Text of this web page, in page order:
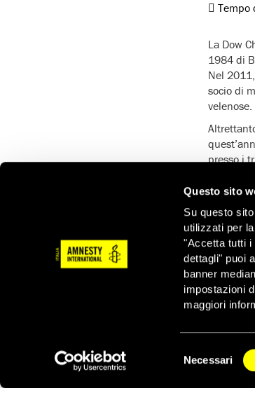
Questo sito
Su questo
utilizzati per
"Accetta tutti i
dettagli" puoi
banner
impostazioni
maggiori
del
Necessari
Tempo
La Dow
1984 di
Nel
socio di
presso i
dell’Ucc
marzo
Amnesty
che Dow
esposte
Un
locali.
NEWSLETTER